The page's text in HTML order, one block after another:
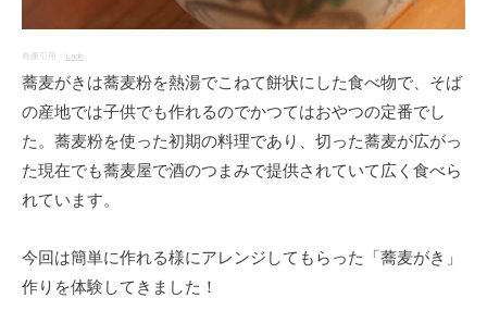
画像引用： Lade
蕎麦がきは蕎麦粉を熱湯でこねて餅状にした食べ物で、そば
の産地では子供でも作れるのでかつてはおやつの定番でし
た。蕎麦粉を使った初期の料理であり、切った蕎麦が広がっ
た現在でも蕎麦屋で酒のつまみで提供されていて広く食べら
れています。
今回は簡単に作れる様にアレンジしてもらった「蕎麦がき」
作りを体験してきました！